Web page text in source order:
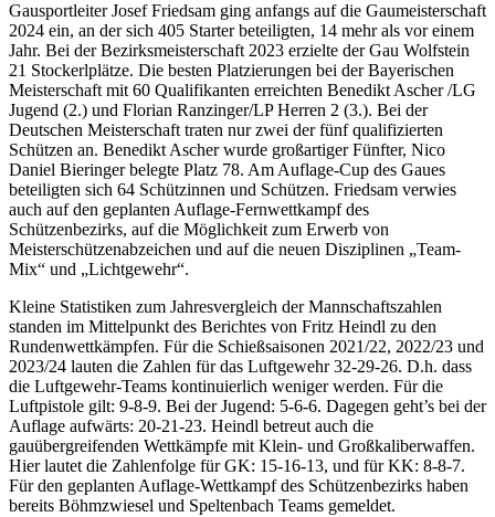
Gausportleiter Josef Friedsam ging anfangs auf die Gaumeisterschaft
2024 ein, an der sich 405 Starter beteiligten, 14 mehr als vor einem
Jahr. Bei der Bezirksmeisterschaft 2023 erzielte der Gau Wolfstein
21 Stockerlplätze. Die besten Platzierungen bei der Bayerischen
Meisterschaft mit 60 Qualifikanten erreichten Benedikt Ascher /LG
Jugend (2.) und Florian Ranzinger/LP Herren 2 (3.). Bei der
Deutschen Meisterschaft traten nur zwei der fünf qualifizierten
Schützen an. Benedikt Ascher wurde großartiger Fünfter, Nico
Daniel Bieringer belegte Platz 78. Am Auflage-Cup des Gaues
beteiligten sich 64 Schützinnen und Schützen. Friedsam verwies
auch auf den geplanten Auflage-Fernwettkampf des
Schützenbezirks, auf die Möglichkeit zum Erwerb von
Meisterschützenabzeichen und auf die neuen Disziplinen „Team-
Mix“ und „Lichtgewehr“.
Kleine Statistiken zum Jahresvergleich der Mannschaftszahlen
standen im Mittelpunkt des Berichtes von Fritz Heindl zu den
Rundenwettkämpfen. Für die Schießsaisonen 2021/22, 2022/23 und
2023/24 lauten die Zahlen für das Luftgewehr 32-29-26. D.h. dass
die Luftgewehr-Teams kontinuierlich weniger werden. Für die
Luftpistole gilt: 9-8-9. Bei der Jugend: 5-6-6. Dagegen geht’s bei der
Auflage aufwärts: 20-21-23. Heindl betreut auch die
gauübergreifenden Wettkämpfe mit Klein- und Großkaliberwaffen.
Hier lautet die Zahlenfolge für GK: 15-16-13, und für KK: 8-8-7.
Für den geplanten Auflage-Wettkampf des Schützenbezirks haben
bereits Böhmzwiesel und Speltenbach Teams gemeldet.